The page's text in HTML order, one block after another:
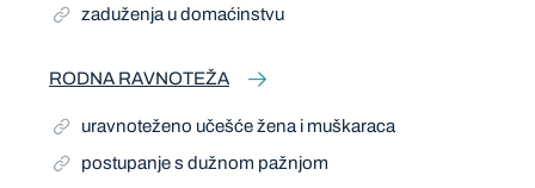
zaduženja u domaćinstvu
RODNA RAVNOTEŽA
uravnoteženo učešće žena i muškaraca
postupanje s dužnom pažnjom